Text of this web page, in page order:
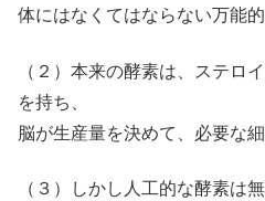
体にはなくてはならない万能
（２）本来の酵素は、ステロ
を持ち、
脳が生産量を決めて、必要な
（３）しかし人工的な酵素は